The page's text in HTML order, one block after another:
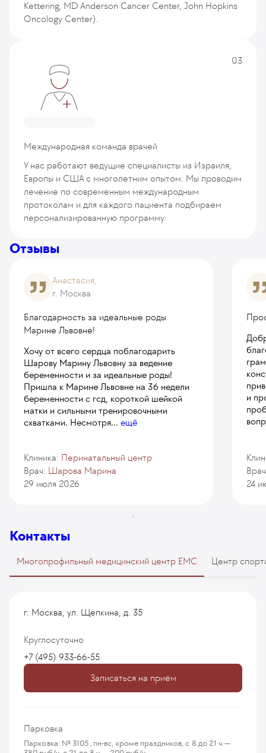
Kettering, MD Anderson Cancer Center, John Hopkins
Oncology Center).
03
Международная команда врачей
У нас работают ведущие специалисты из Израиля,
Европы и США с многолетним опытом. Мы проводим
лечение по современным международным
протоколам и для каждого пациента подбираем
персонализированную программу.
Отзывы
Анастасия,
г. Москва
Благодарность за идеальные роды
Марине Львовне!
Хочу от всего сердца поблагодарить
Шарову Марину Львовну за ведение
беременности и за идеальные роды!
Пришла к Марине Львовне на 36 недели
беременности с гсд, короткой шейкой
матки и сильными тренировочными
схватками. Несмотря... ещё
Клиника: Перинатальный центр
Врач: Шарова Марина
29 июля 2026
и
24
Контакты
Многопрофильный медицинский центр EMC Центр
г. Москва, ул. Щепкина, д. 35
Круглосуточно
+7 (495) 933-66-55
Записаться на приём
Парковка
Парковка: № 3105, пн-вс, кроме праздников, с 8 до 21 ч —